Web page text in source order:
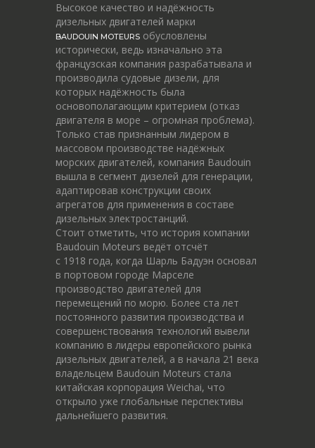
Высокое качество и надёжность
дизельных двигателей марки
BAUDOUIN MOTEURS обусловлены
исторически, ведь изначально эта
французская компания разрабатывала и
производила судовые дизели, для
которых надёжность была
основополагающим критерием (отказ
двигателя в море – огромная проблема).
Только став признанным лидером в
массовом производстве надёжных
морских двигателей, компания Baudouin
вышла в сегмент дизелей для генерации,
адаптировав конструкции своих
агрегатов для применения в составе
дизельных электростанций.
Стоит отметить, что история компании
Baudouin Moteurs ведёт отсчёт
c 1918 года, когда Шарль Бадуэн основал
в портовом городе Марселе
производство двигателей для
перемещений по морю. Более ста лет
постоянного развития производства и
совершенствования технологий вывели
компанию в лидеры европейского рынка
дизельных двигателей, а в начала 21 века
владельцем Baudouin Moteurs стала
китайская корпорация Weichai, что
открыло уже глобальные перспективы
дальнейшего развития.